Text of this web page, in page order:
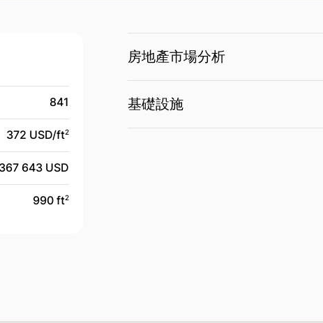
841
372 USD/ft2
367 643 USD
990 ft2
房地產市場分析
基礎設施